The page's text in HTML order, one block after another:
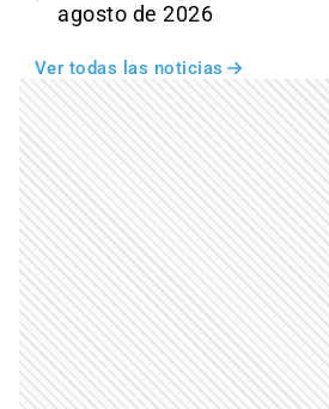
agosto de 2026
Ver todas las noticias